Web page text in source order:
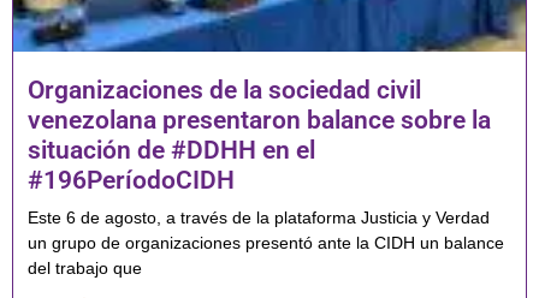
Organizaciones de la sociedad civil
venezolana presentaron balance sobre la
situación de #DDHH en el
#196PeríodoCIDH
Este 6 de agosto, a través de la plataforma Justicia y Verdad
un grupo de organizaciones presentó ante la CIDH un balance
del trabajo que